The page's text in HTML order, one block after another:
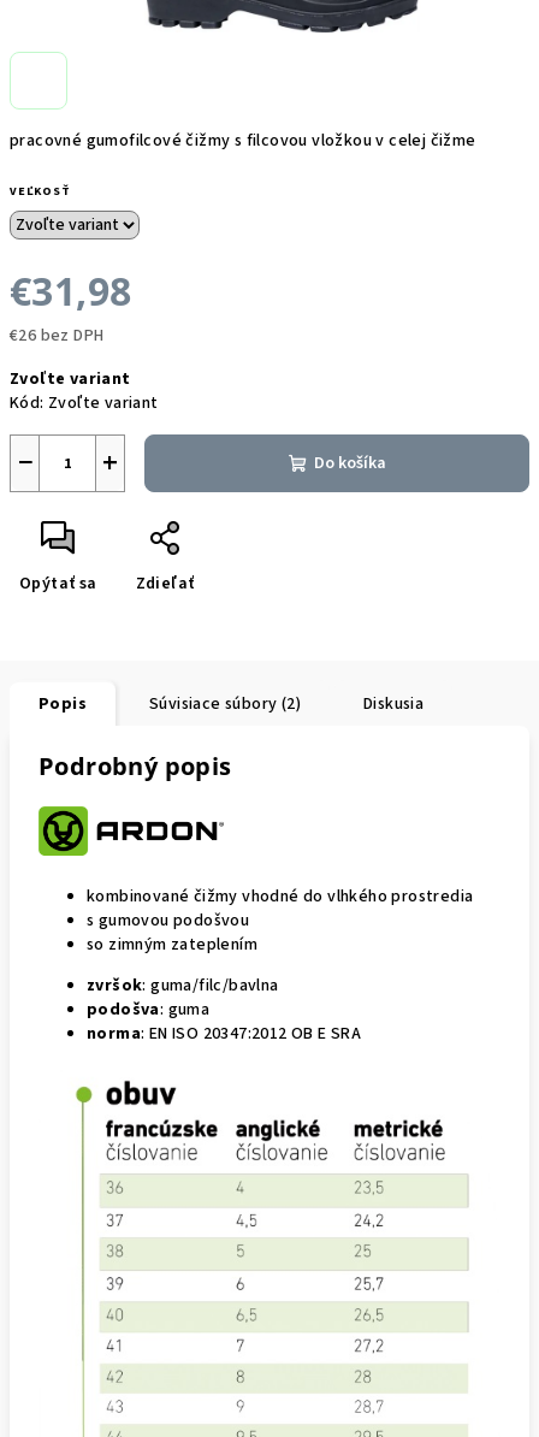
pracovné gumofilcové čižmy s filcovou vložkou v celej čižme
VEĽKOSŤ
€31,98
€26 bez DPH
cena:
Zvoľte variant
Kód: Zvoľte variant
+
− Do košíka
Opýtať sa Zdieľať
Popis Súvisiace súbory (2) Diskusia
Podrobný popis
kombinované čižmy vhodné do vlhkého prostredia
s gumovou podošvou
so zimným zateplením
zvršok: guma/filc/bavlna
podošva: guma
norma: EN ISO 20347:2012 OB E SRA